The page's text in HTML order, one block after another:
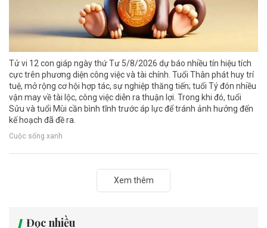
Tử vi 12 con giáp ngày thứ Tư 5/8/2026 dự báo nhiều tín hiệu tích
cực trên phương diện công việc và tài chính. Tuổi Thân phát huy trí
tuệ, mở rộng cơ hội hợp tác, sự nghiệp thăng tiến; tuổi Tý đón nhiều
vận may về tài lộc, công việc diễn ra thuận lợi. Trong khi đó, tuổi
Sửu và tuổi Mùi cần bình tĩnh trước áp lực để tránh ảnh hưởng đến
kế hoạch đã đề ra.
Cuộc sống xanh
Xem thêm
Đọc nhiều